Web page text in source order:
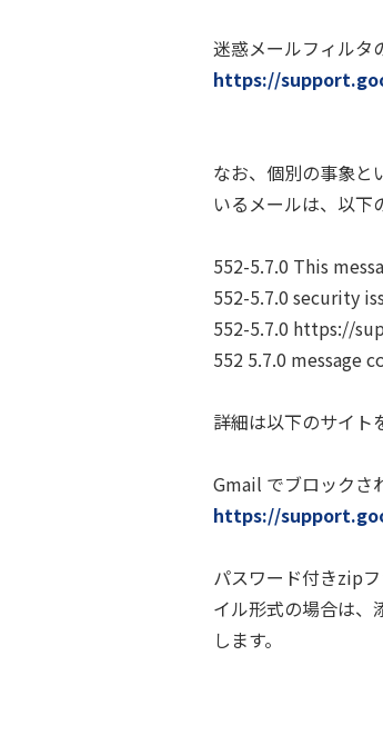
迷惑メールフィルタ
https://
なお、個別の事象と
いるメールは、以下
552-5.7.0 This
552-5.7.0 security
552-5.7.0 https://
552 5.7.0 message
詳細は以下のサイト
Gmail でブロックさ
https://
パスワード付きzip
イル形式の場合は、
します。